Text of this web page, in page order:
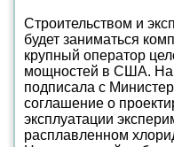
Строительством и
будет заниматься
крупный оператор
мощностей в США. На
подписала с
соглашение о
эксплуатации
расплавленном